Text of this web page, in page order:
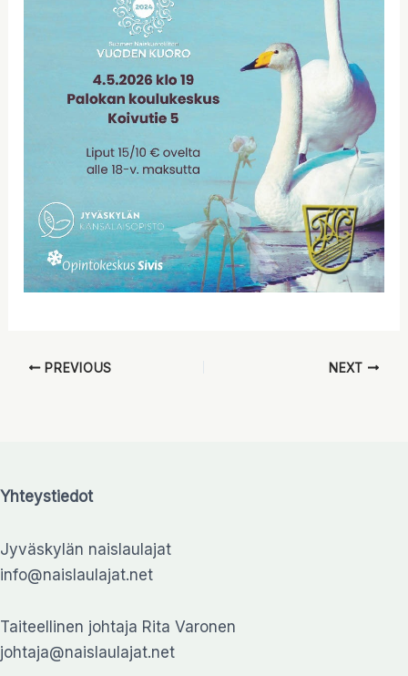
PREVIOUS NEXT
Yhteystiedot
Jyväskylän naislaulajat
info@naislaulajat.net
Taiteellinen johtaja Rita Varonen
johtaja@naislaulajat.net